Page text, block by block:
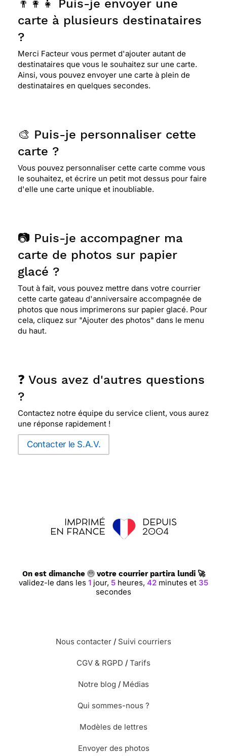
👨‍👩‍👧 Puis-je envoyer une
carte à plusieurs destinataires
?
Merci Facteur vous permet d'ajouter autant de
destinataires que vous le souhaitez sur une carte.
Ainsi, vous pouvez envoyer une carte à plein de
destinataires en quelques secondes.
🎨 Puis-je personnaliser cette
carte ?
Vous pouvez personnaliser cette carte comme vous
le souhaitez, et écrire un petit mot dessus pour faire
d'elle une carte unique et inoubliable.
📷 Puis-je accompagner ma
carte de photos sur papier
glacé ?
Tout à fait, vous pouvez mettre dans votre courrier
cette carte gateau d'anniversaire accompagnée de
photos que nous imprimerons sur papier glacé. Pour
cela, cliquez sur "Ajouter des photos" dans le menu
du haut.
❓ Vous avez d'autres questions
?
Contactez notre équipe du service client, vous aurez
une réponse rapidement !
Contacter le S.A.V.
On est dimanche votre courrier partira lundi 🚀
validez-le dans les 1jour, 5heures, 42minutes et 34
secondes
Nous contacter / Suivi courriers
CGV & RGPD / Tarifs
Notre blog / Médias
Qui sommes-nous ?
Modèles de lettres
Envoyer des photos